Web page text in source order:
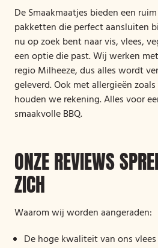
De Smaakmaatjes bieden een
pakketten die perfect aansluiten
nu op zoek bent naar vis, vlees,
een optie die past. Wij werken
regio Milheeze, dus alles wordt
geleverd. Ook met allergieën
houden we rekening. Alles voor
smaakvolle BBQ.
ONZE REVIEWS
ZICH
Waarom wij worden aangeraden:
De hoge kwaliteit van ons vlees